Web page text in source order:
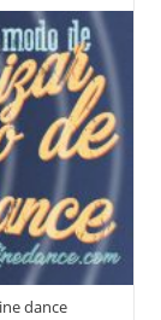
dance